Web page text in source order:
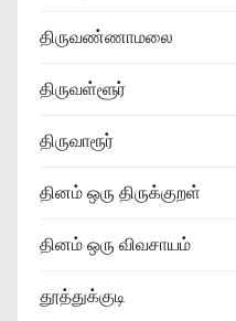
திருவண்ணாமலை
திருவள்ளூர்
திருவாரூர்
தினம் ஒரு திருக்குறள்
தினம் ஒரு விவசாயம்
தூத்துக்குடி